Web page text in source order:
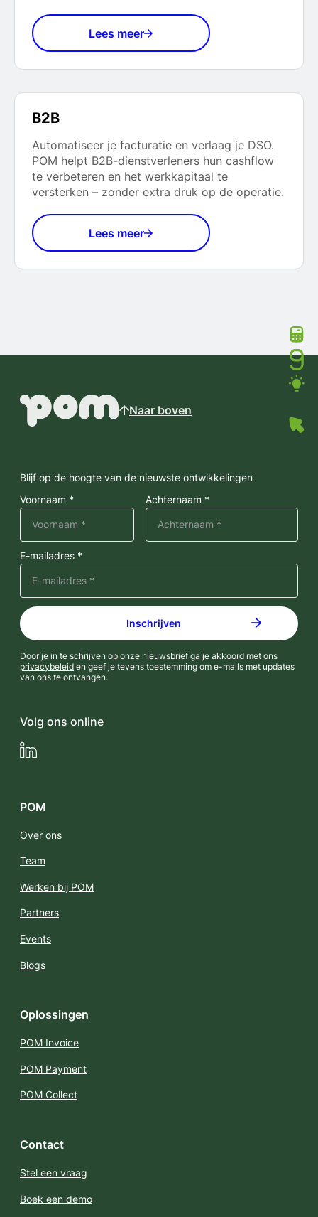
Lees meer
B2B
Automatiseer je facturatie en verlaag je DSO.
POM helpt B2B-dienstverleners hun cashflow
te verbeteren en het werkkapitaal te
versterken – zonder extra druk op de operatie.
Lees meer
Naar boven
Blijf op de hoogte van de nieuwste ontwikkelingen
Voornaam *
Achternaam *
E-mailadres *
Door je in te schrijven op onze nieuwsbrief ga je akkoord met ons
privacybeleid en geef je tevens toestemming om e-mails met updates
van ons te ontvangen.
Volg ons online
LinkedIn
POM
Over ons
Team
Werken bij POM
Partners
Events
Blogs
Oplossingen
POM Invoice
POM Payment
POM Collect
Contact
Stel een vraag
Boek een demo